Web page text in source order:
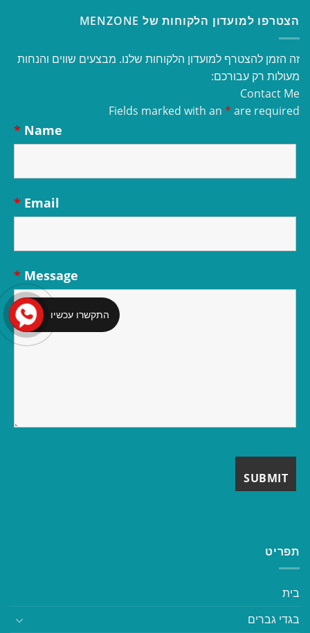
הצטרפו למועדון הלקוחות של MENZONE
זה הזמן להצטרף למועדון הלקוחות שלנו. מבצעים שווים והנחות
מעולות רק עבורכם:
Contact Me
Fields marked with an * are required
Name
*
Email
*
Message
*
תפריט
בית
בגדי גברים
התקשרו עכשיו